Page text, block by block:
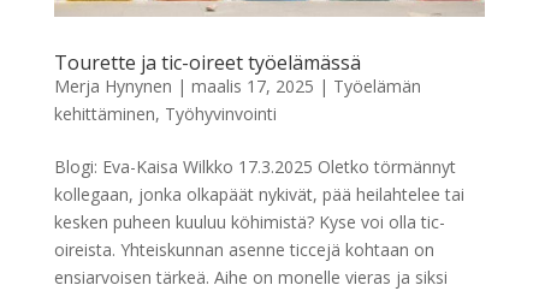
Tourette ja tic-oireet työelämässä
Merja Hynynen | maalis 17, 2025 | Työelämän
kehittäminen, Työhyvinvointi
Blogi: Eva-Kaisa Wilkko 17.3.2025 Oletko törmännyt
kollegaan, jonka olkapäät nykivät, pää heilahtelee tai
kesken puheen kuuluu köhimistä? Kyse voi olla tic-
oireista. Yhteiskunnan asenne ticcejä kohtaan on
ensiarvoisen tärkeä. Aihe on monelle vieras ja siksi